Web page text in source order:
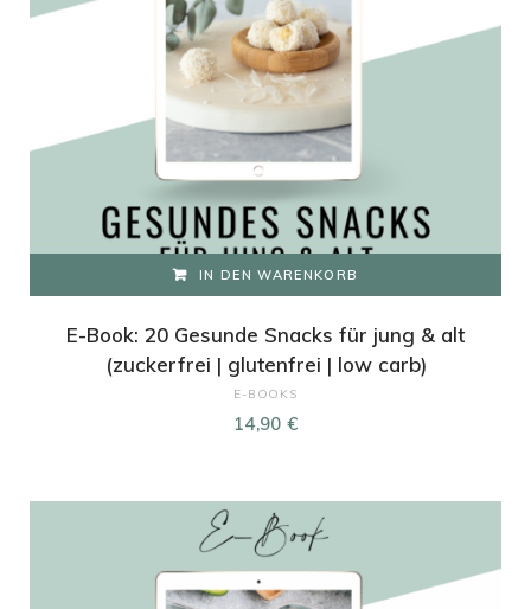
IN DEN WARENKORB
E-Book: 20 Gesunde Snacks für jung & alt
(zuckerfrei | glutenfrei | low carb)
E-BOOKS
14,90 €